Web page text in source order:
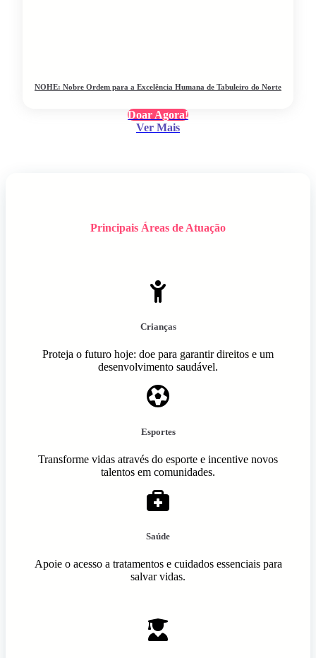
NOHE: Nobre Ordem para a Excelência Humana de Tabuleiro do Norte
Doar Agora!
Ver Mais
Principais Áreas de Atuação
Crianças
Proteja o futuro hoje: doe para garantir direitos e um
desenvolvimento saudável.
Esportes
Transforme vidas através do esporte e incentive novos
talentos em comunidades.
Saúde
Apoie o acesso a tratamentos e cuidados essenciais para
salvar vidas.